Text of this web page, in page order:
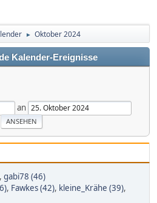
► Oktober 2024
Kalender-Ereignisse
an
, gabi78 (46)
, Fawkes (42), kleine_Krähe (39),